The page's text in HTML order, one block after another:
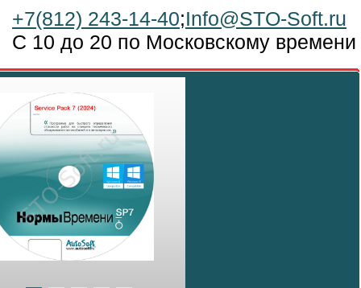
+7(812) 243-14-40;Info@STO-Soft.ru
С 10 до 20 по Московскому времени